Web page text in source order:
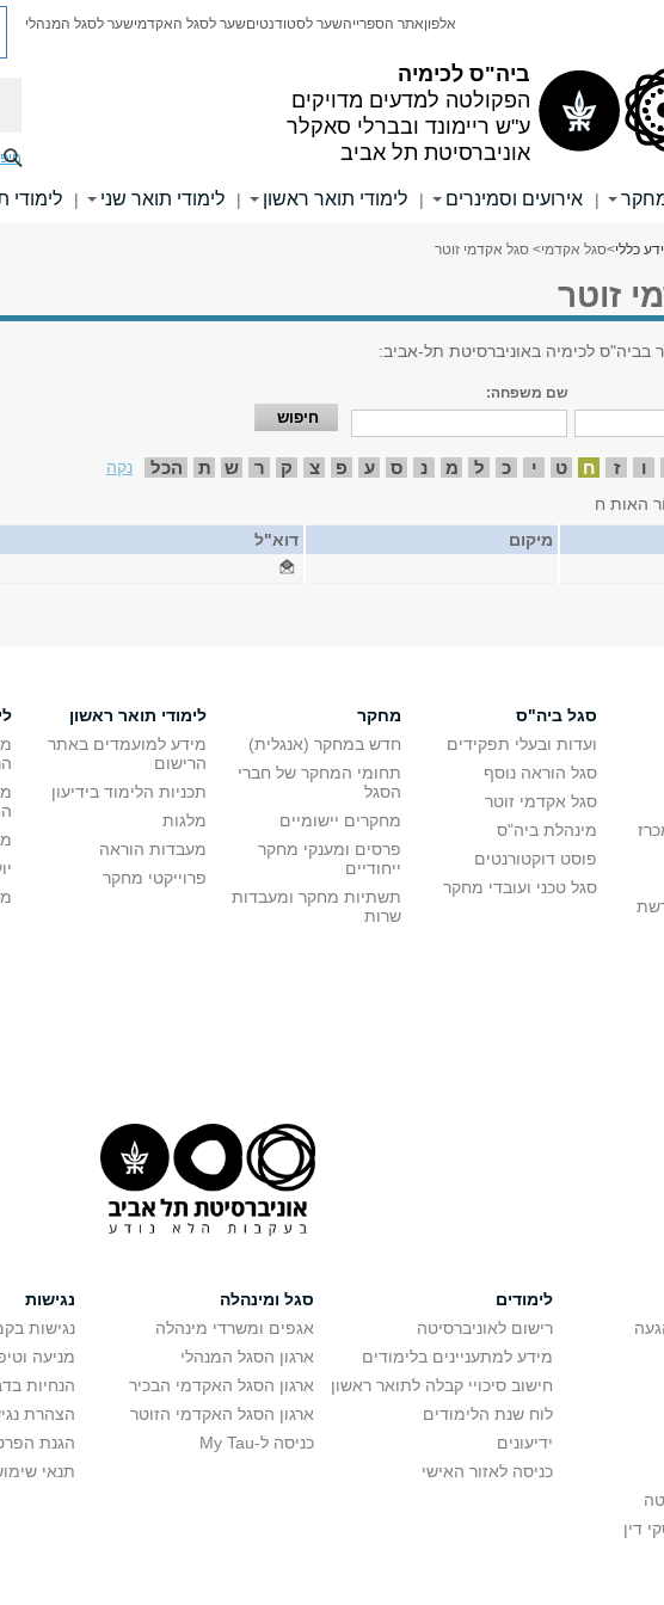
ביה"ס לכימיה
הפקולטה למדעים מדויקים
ע"ש ריימונד ובברלי סאקלר
אוניברסיטת תל אביב
אלפוןאתר הספרייהשער לסטודנטיםשער לסגל האקדמישער לסגל המנהלי
| אירועים וסמינרים | לימודי תואר ראשון | לימודי תואר שני | לימודי
כללי>סגל אקדמי> סגל אקדמי זוטר
זוטר
בביה"ס לכימיה באוניברסיטת תל-אביב:
שם משפחה:
ו ז ח ט י כ ל מ נ ס ע פ צ ק ר ש ת הכל
נקה
האות ח
מיקום
דוא"ל
סגל ביה"ס
ועדות ובעלי תפקידים
סגל הוראה נוסף
סגל אקדמי זוטר
מינהלת ביה"ס
פוסט דוקטורנטים
סגל טכני ועובדי מחקר
מחקר
חדש במחקר (אנגלית)
תחומי המחקר של חברי
הסגל
מחקרים יישומיים
פרסים ומענקי מחקר
ייחודיים
תשתיות מחקר ומעבדות
שרות
לימודי תואר ראשון
מידע למועמדים באתר
הרישום
תכניות הלימוד בידיעון
מלגות
מעבדות הוראה
פרוייקטי מחקר
דין
לימודים
רישום לאוניברסיטה
מידע למתעניינים בלימודים
חישוב סיכויי קבלה לתואר ראשון
לוח שנת הלימודים
ידיעונים
כניסה לאזור האישי
סגל ומינהלה
אגפים ומשרדי מינהלה
ארגון הסגל המנהלי
ארגון הסגל האקדמי הבכיר
ארגון הסגל האקדמי הזוטר
כניסה ל-My Tau
נגישות
נגישות
מניעה
הנחיות
הצהרת
הגנת
תנאי